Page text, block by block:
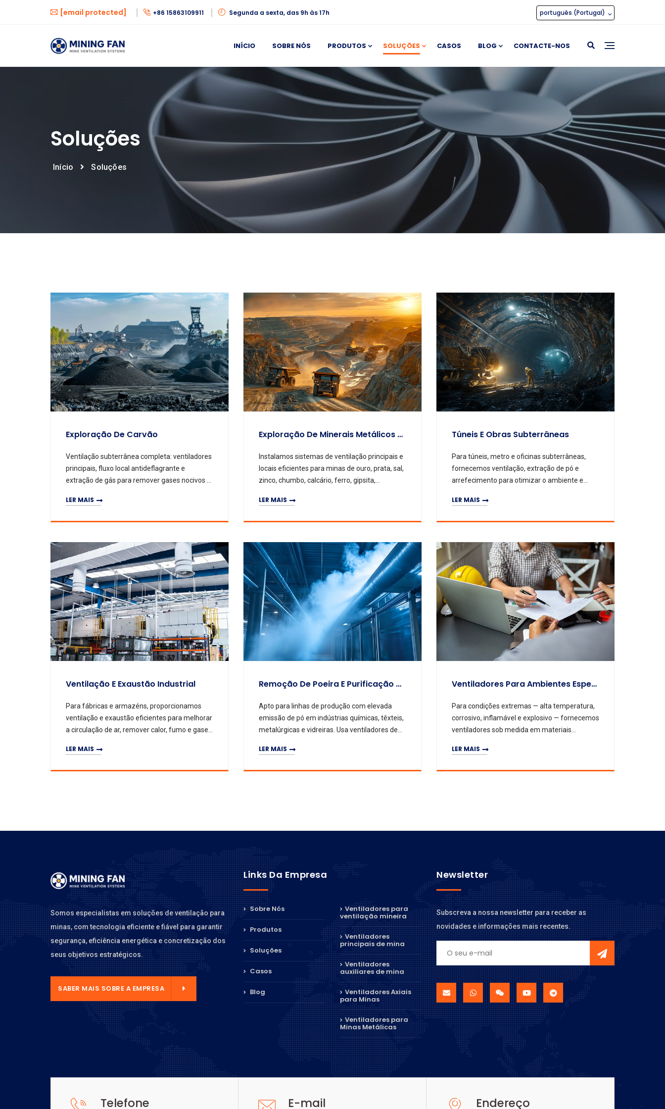
[email protected] +86 15863109911 Segunda a sexta, das 9h às 17h português (Portugal)
INÍCIO SOBRE NÓS PRODUTOS SOLUÇÕES CASOS BLOG CONTACTE-NOS
Soluções
Início Soluções
Exploração De Carvão
Ventilação subterrânea completa: ventiladores
principais, fluxo local antideflagrante e
extração de gás para remover gases nocivos e
LER MAIS
Exploração De Minerais Metálicos E Não Metálicos
Instalamos sistemas de ventilação principais e
locais eficientes para minas de ouro, prata, sal,
zinco, chumbo, calcário, ferro, gipsita,
LER MAIS
Túneis E Obras Subterrâneas
Para túneis, metro e oficinas subterrâneas,
fornecemos ventilação, extração de pó e
arrefecimento para otimizar o ambiente e
LER MAIS
Ventilação E Exaustão Industrial
Para fábricas e armazéns, proporcionamos
ventilação e exaustão eficientes para melhorar
a circulação de ar, remover calor, fumo e gases
LER MAIS
Remoção De Poeira E Purificação Do Ar
Apto para linhas de produção com elevada
emissão de pó em indústrias químicas, têxteis,
metalúrgicas e vidreiras. Usa ventiladores de
LER MAIS
Ventiladores Para Ambientes Especiais
Para condições extremas — alta temperatura,
corrosivo, inflamável e explosivo — fornecemos
ventiladores sob medida em materiais
LER MAIS
Somos especialistas em soluções de ventilação para
minas, com tecnologia eficiente e fiável para garantir
segurança, eficiência energética e concretização dos
seus objetivos estratégicos.
SABER MAIS SOBRE A EMPRESA
Links Da Empresa
Sobre Nós
Produtos
Soluções
Casos
Blog
Ventiladores para
ventilação mineira
Ventiladores
principais de mina
Ventiladores
auxiliares de mina
Ventiladores Axiais
para Minas
Ventiladores para
Minas Metálicas
Newsletter
Subscreva a nossa newsletter para receber as
novidades e informações mais recentes.
Telefone E-mail Endereço